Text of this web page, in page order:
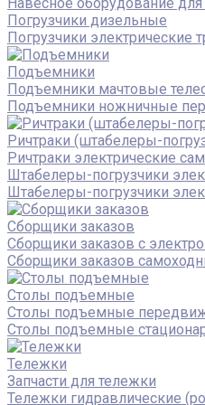
Погрузчики дизельные
Погрузчики электрические
Подъемники
Подъемники мачтовые
Подъемники ножничные
Ричтраки (штабелеры-
Ричтраки электрические
Штабелеры-погрузчики
Штабелеры-погрузчики
Сборщики заказов
Сборщики заказов с
Сборщики заказов
Столы подъемные
Столы подъемные
Столы подъемные
Тележки
Запчасти для тележки
Тележки гидравлические